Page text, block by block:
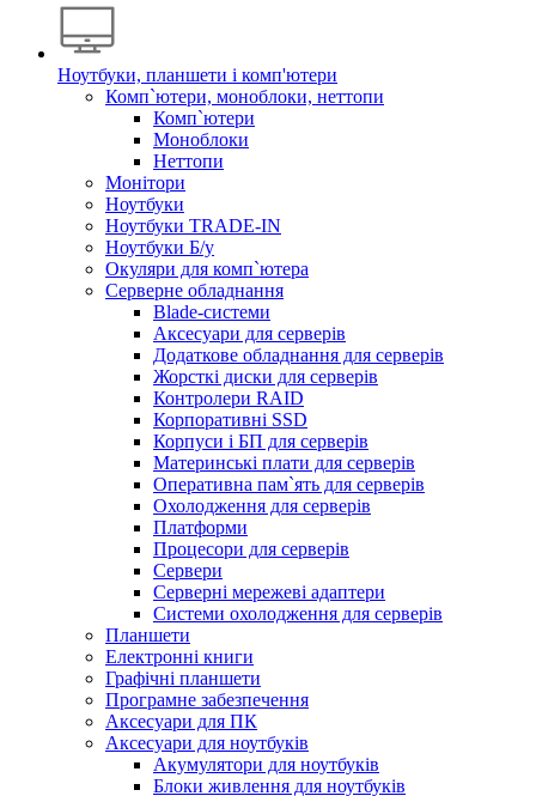
Ноутбуки, планшети і комп'ютери
Комп`ютери, моноблоки, неттопи
Комп`ютери
Моноблоки
Неттопи
Монітори
Ноутбуки
Ноутбуки TRADE-IN
Ноутбуки Б/у
Окуляри для комп`ютера
Серверне обладнання
Blade-системи
Аксесуари для серверів
Додаткове обладнання для серверів
Жорсткі диски для серверів
Контролери RAID
Корпоративні SSD
Корпуси і БП для серверів
Материнські плати для серверів
Оперативна пам`ять для серверів
Охолодження для серверів
Платформи
Процесори для серверів
Сервери
Серверні мережеві адаптери
Системи охолодження для серверів
Планшети
Електронні книги
Графічні планшети
Програмне забезпечення
Аксесуари для ПК
Аксесуари для ноутбуків
Акумулятори для ноутбуків
Блоки живлення для ноутбуків